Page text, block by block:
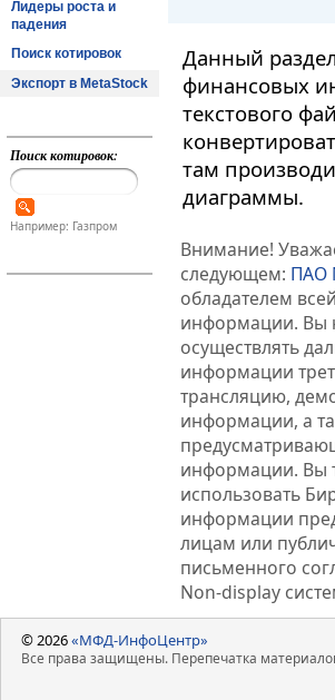
Лидеры роста и
падения
Поиск котировок
Экспорт в MetaStock
Поиск котировок:
Например: Газпром
Данный
финансовых
текстового
там
диаграммы.
Внимание!
следующем: ПАО
обладателем
информации. Вы
осуществлять
информации
трансляцию,
информации, а
информации. Вы
использовать
информации
лицам или
письменного
Non-display
© 2026«МФД-ИнфоЦентр»
Все права защищены. Перепечатка